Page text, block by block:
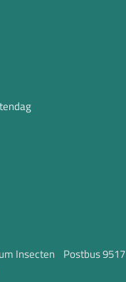
Insecten Postbus 9517